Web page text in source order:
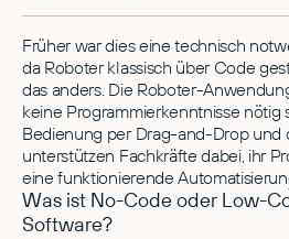
Früher war dies eine technisch
da Roboter klassisch über Code
das anders. Die Roboter-
keine Programmierkenntnisse nötig
Bedienung per Drag-and-Drop
unterstützen Fachkräfte dabei, ihr
eine funktionierende
Was ist No-Code oder Low-
Software?